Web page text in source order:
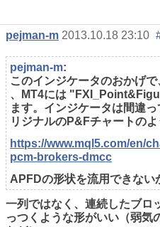
pejman-m 2013.10.18 23:10
pejman-m:
このインジケータのおかげで
、MT4には
ます。インジケータは間違
リジナルのP&Fチャートのよ
https://www.mql5.com/en/
pcm-brokers-dmcc
APFDの形状を流用できない
一列ではなく、連続したブロ
っつくような形がいい（弱気